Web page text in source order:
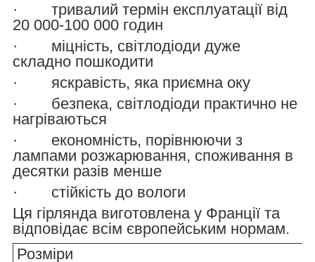
· тривалий термін експлуатації від
20 000-100 000 годин
· міцність, світлодіоди дуже
складно пошкодити
· яскравість, яка приємна оку
· безпека, світлодіоди практично не
нагріваються
· економність, порівнюючи з
лампами розжарювання, споживання в
десятки разів менше
· стійкість до вологи
Ця гірлянда виготовлена у Франції та
відповідає всім європейським нормам.
Розміри